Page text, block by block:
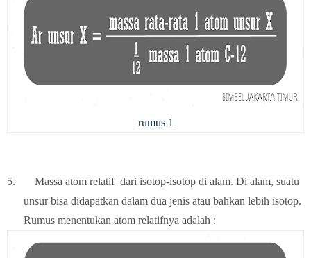
rumus 1
5.
Massa atom relatif dari isotop-isotop di alam. Di alam, suatu
unsur bisa didapatkan dalam dua jenis atau bahkan lebih isotop.
Rumus menentukan atom relatifnya adalah :